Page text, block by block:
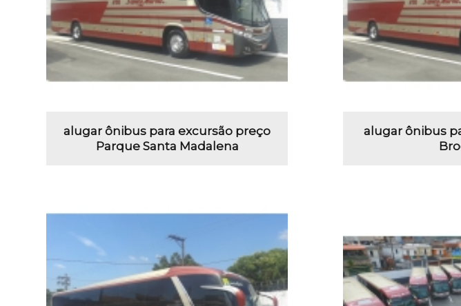
alugar ônibus para excursão preço
Parque Santa Madalena
alugar ônibus